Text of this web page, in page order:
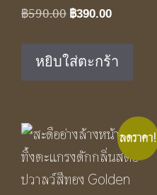
฿590.00 Original
was:
฿590.00.
฿390.00Current
฿390.00.
หยิบใส่ตะกร้า
ลดราคา!